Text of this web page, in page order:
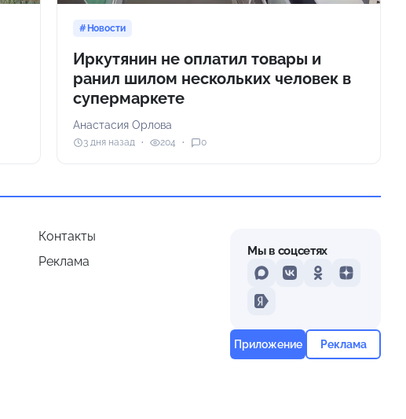
Новости
Иркутянин не оплатил товары и
ранил шилом нескольких человек в
супермаркете
Анастасия Орлова
3 дня назад 204 0
Контакты
Реклама
Мы в соцсетях
MAXVKontakteOdnoklassniki
Dzen
Yandex
Приложение Реклама